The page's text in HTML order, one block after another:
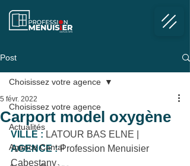
Post
Choisissez votre agence
Actualités
Agence Cantal
Choisissez votre agence
Carport model oxygène
5 févr. 2022
VILLE : LATOUR BAS ELNE |
AGENCE : Profession Menuisier
Cabestany